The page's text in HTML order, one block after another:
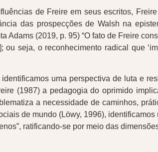
de Freire em seus escritos,
das prospecções de Walsh na
Adams (2019, p. 95) “O fato de Freire
ou seja, o reconhecimento radical que
uma perspectiva de luta e
(1987) a pedagogia do oprimido
a necessidade de caminhos,
de mundo (Löwy, 1996),
ratificando-se por meio das